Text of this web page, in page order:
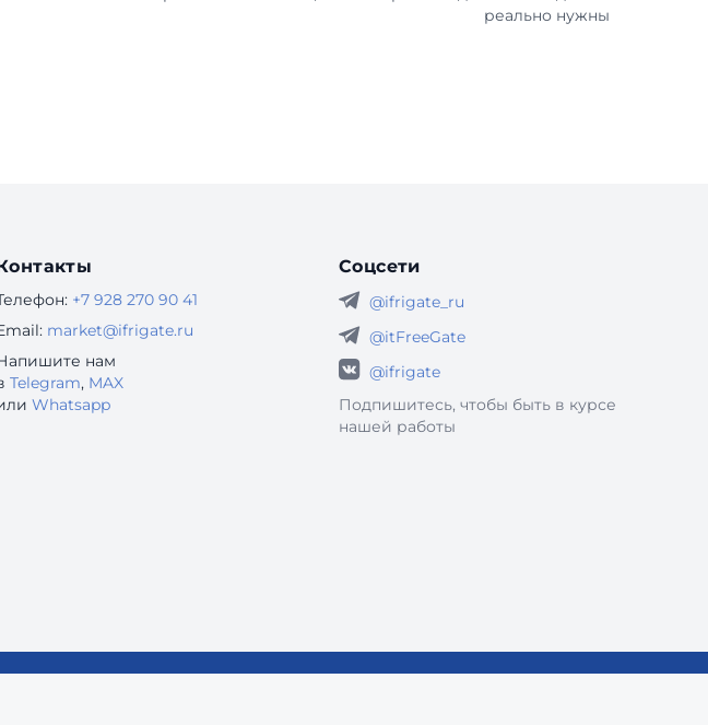
реально нужны
+7 928 270 90 41
market@ifrigate.ru
нам
Telegram, MAX
Whatsapp
Соцсети
@ifrigate_ru
@itFreeGate
@ifrigate
Подпишитесь, чтобы быть в курсе
нашей работы